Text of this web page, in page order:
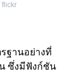
flickr
ฐานอย่างที่
ซึ่งมีฟังก์ชัน